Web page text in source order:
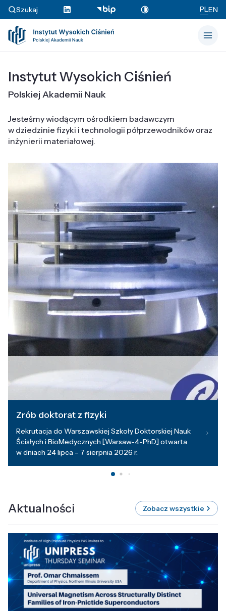
Szukaj PLEN
Instytut Wysokich Ciśnień
Polskiej Akademii Nauk
Jesteśmy wiodącym ośrodkiem badawczym
w dziedzinie fizyki i technologii półprzewodników oraz
inżynierii materiałowej.
Zrób doktorat z fizyki
Rekrutacja do Warszawskiej Szkoły Doktorskiej Nauk
Ścisłych i BioMedycznych [Warsaw-4-PhD] otwarta
w dniach 24 lipca – 7 sierpnia 2026 r.
Aktualności Zobacz wszystkie